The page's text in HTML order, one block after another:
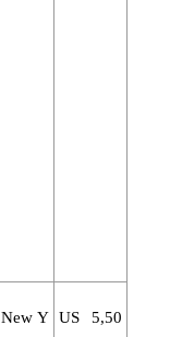
New Y US 5,50